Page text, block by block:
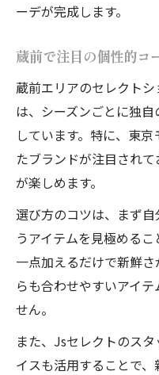
ーデが完成します。
蔵前で注目の個性的コ
蔵前エリアのセレクト
は、シーズンごとに独
しています。特に、東
たブランドが注目され
が楽しめます。
選び方のコツは、まず
うアイテムを見極める
一点加えるだけで新鮮
らも合わせやすいアイ
せん。
また、Jsセレクトのス
イスも活用することで